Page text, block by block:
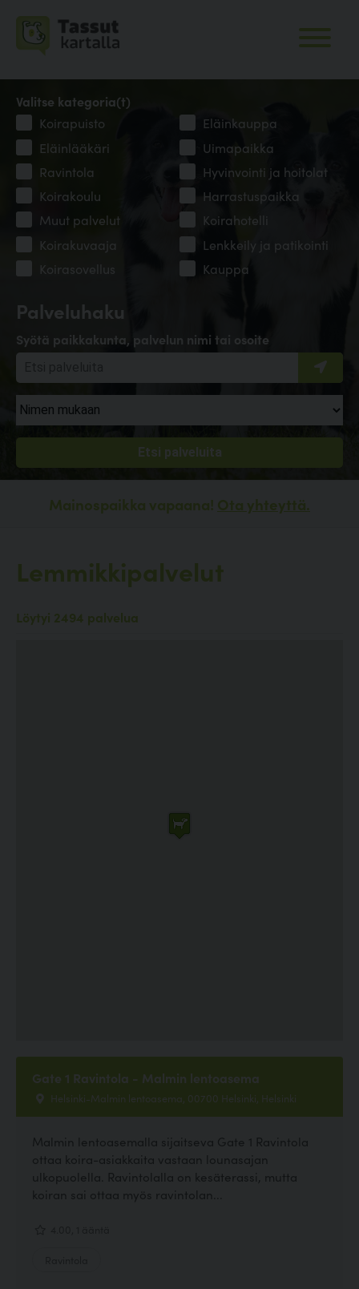
Palveluhaku
Syötä paikkakunta, palvelun nimi tai osoite
Valitse kategoria(t)
Koirapuisto
Eläinkauppa
Eläinlääkäri
Uimapaikka
Ravintola
Hyvinvointi ja hoitolat
Koirakoulu
Harrastuspaikka
Muut palvelut
Koirahotelli
Koirakuvaaja
Lenkkeily ja patikointi
Koirasovellus
Kauppa
Mainospaikka vapaana! Ota yhteyttä.
Lemmikkipalvelut
Löytyi 2494 palvelua
Gate 1 Ravintola - Malmin lentoasema
Helsinki-Malmin lentoasema, 00700 Helsinki, Helsinki
Malmin lentoasemalla sijaitseva Gate 1 Ravintola
ottaa koira-asiakkaita vastaan lounasajan
ulkopuolella. Ravintolalla on kesäterassi, mutta
koiran sai ottaa myös ravintolan...